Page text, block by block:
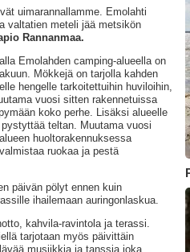
uimarannallamme. Emolahti
valtatien meteli jää metsikön
Rannanmaa.
Emolahden camping-alueella on
Mökkejä on tarjolla kahden
hengelle tarkoitettuihin huviloihin,
vuosi sitten rakennetuissa
koko perhe. Lisäksi alueelle
teltan. Muutama vuosi
huoltorakennuksessa
ruokaa ja pestä
päivän pölyt ennen kuin
ihailemaan auringonlaskua.
kahvila-ravintola ja terassi.
tarjotaan myös päivittäin
musiikkia ja tanssia joka